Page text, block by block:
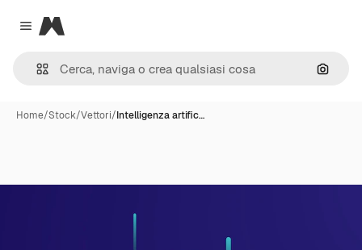
Close menu
Magnific
Cerca
Home/Stock/Vettori/Intelligenza artific…